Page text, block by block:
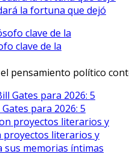
la fortuna que dejó
clave de la
pensamiento político
para 2026: 5
proyectos literarios y